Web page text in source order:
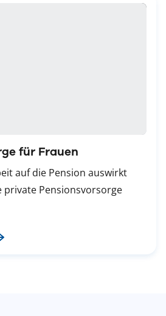
für Frauen
auf die Pension auswirkt
private Pensionsvorsorge